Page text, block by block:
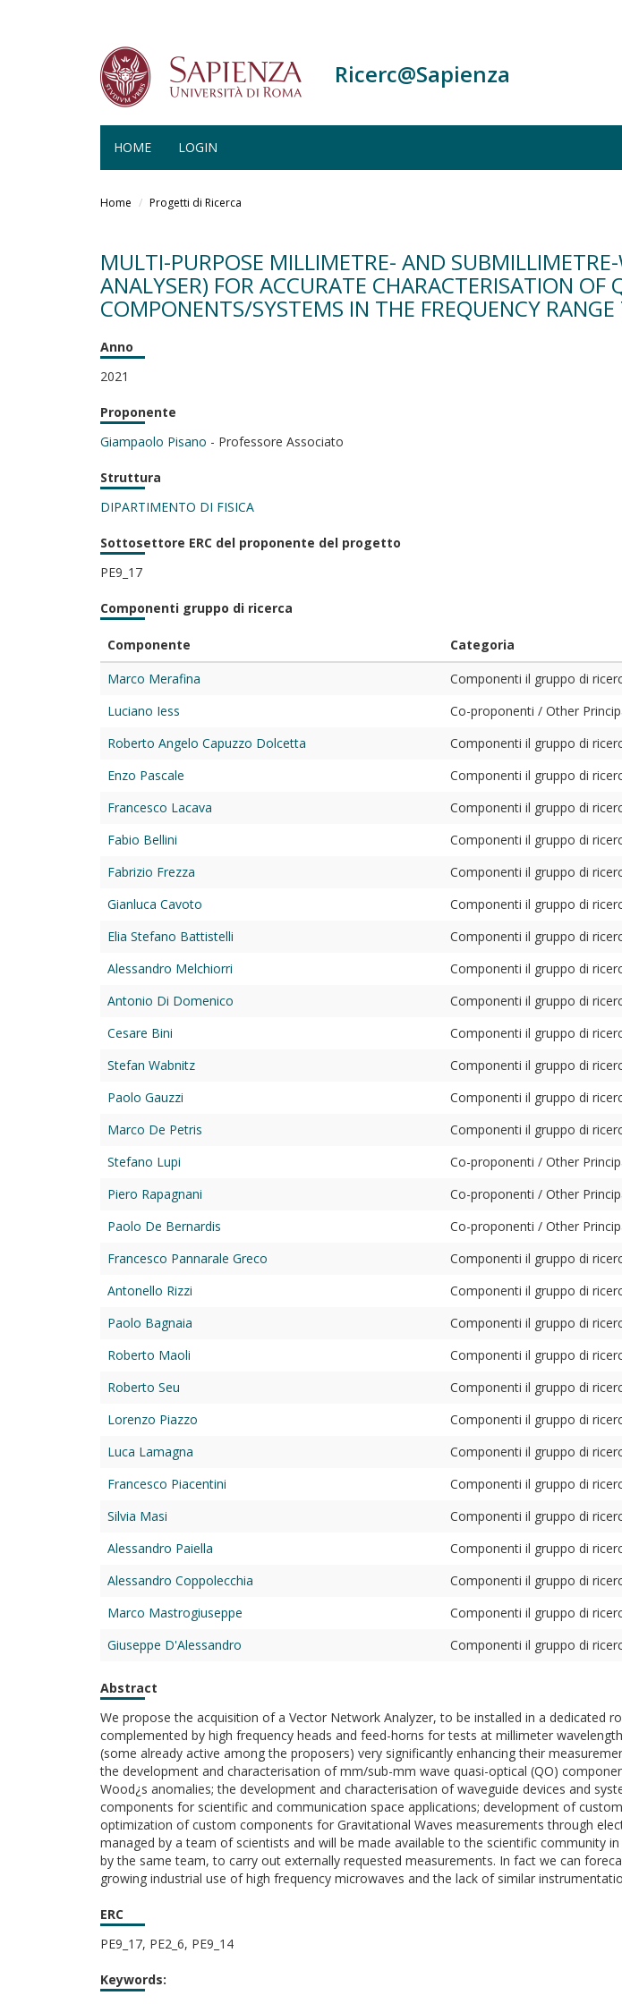
Ricerc@Sapienza
HOME LOGIN
Home Progetti di Ricerca
MULTI-PURPOSE MILLIMETRE- AND
ANALYSER) FOR ACCURATE CHARACTERISATION
COMPONENTS/SYSTEMS IN THE FREQUENCY
Anno
2021
Proponente
Giampaolo Pisano - Professore Associato
Struttura
DIPARTIMENTO DI FISICA
Sottosettore ERC del proponente del progetto
PE9_17
Componenti gruppo di ricerca
Componente
Categoria
Marco Merafina
Componenti il gruppo di
Luciano Iess
Co-proponenti / Other
Roberto Angelo Capuzzo Dolcetta
Componenti il gruppo di
Enzo Pascale
Componenti il gruppo di
Francesco Lacava
Componenti il gruppo di
Fabio Bellini
Componenti il gruppo di
Fabrizio Frezza
Componenti il gruppo di
Gianluca Cavoto
Componenti il gruppo di
Elia Stefano Battistelli
Componenti il gruppo di
Alessandro Melchiorri
Componenti il gruppo di
Antonio Di Domenico
Componenti il gruppo di
Cesare Bini
Componenti il gruppo di
Stefan Wabnitz
Componenti il gruppo di
Paolo Gauzzi
Componenti il gruppo di
Marco De Petris
Componenti il gruppo di
Stefano Lupi
Co-proponenti / Other
Piero Rapagnani
Co-proponenti / Other
Paolo De Bernardis
Co-proponenti / Other
Francesco Pannarale Greco
Componenti il gruppo di
Antonello Rizzi
Componenti il gruppo di
Paolo Bagnaia
Componenti il gruppo di
Roberto Maoli
Componenti il gruppo di
Roberto Seu
Componenti il gruppo di
Lorenzo Piazzo
Componenti il gruppo di
Luca Lamagna
Componenti il gruppo di
Francesco Piacentini
Componenti il gruppo di
Silvia Masi
Componenti il gruppo di
Alessandro Paiella
Componenti il gruppo di
Alessandro Coppolecchia
Componenti il gruppo di
Marco Mastrogiuseppe
Componenti il gruppo di
Giuseppe D'Alessandro
Componenti il gruppo di
Abstract
We propose the acquisition of a Vector Network Analyzer, to be installed in a dedicated
complemented by high frequency heads and feed-horns for tests at millimeter
(some already active among the proposers) very significantly enhancing their
the development and characterisation of mm/sub-mm wave quasi-optical (QO)
Wood¿s anomalies; the development and characterisation of waveguide devices and
components for scientific and communication space applications; development of
optimization of custom components for Gravitational Waves measurements through
managed by a team of scientists and will be made available to the scientific community
by the same team, to carry out externally requested measurements. In fact we can
growing industrial use of high frequency microwaves and the lack of similar
ERC
PE9_17, PE2_6, PE9_14
Keywords: